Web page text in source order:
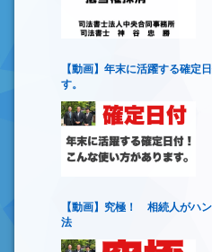
【動画】年末に活躍する確
す。
【動画】究極！ 相続人がハ
法